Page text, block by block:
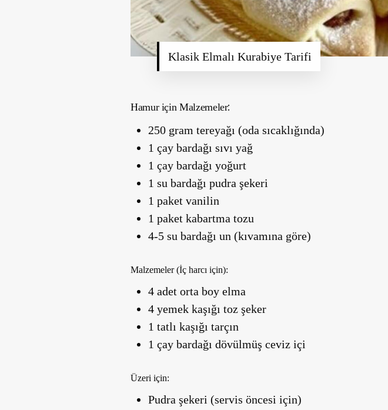
Klasik Elmalı Kurabiye Tarifi
Hamur içinMalzemeler:
250 gram tereyağı (oda sıcaklığında)
1 çay bardağı sıvı yağ
1 çay bardağı yoğurt
1 su bardağı pudra şekeri
1 paket vanilin
1 paket kabartma tozu
4-5 su bardağı un (kıvamına göre)
Malzemeler (İç harcı için):
4 adet orta boy elma
4 yemek kaşığı toz şeker
1 tatlı kaşığı tarçın
1 çay bardağı dövülmüş ceviz içi
Üzeri için:
Pudra şekeri (servis öncesi için)